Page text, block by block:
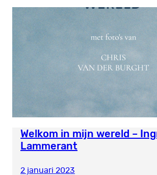
Welkom in mijn wereld –
Lammerant
2 januari 2023